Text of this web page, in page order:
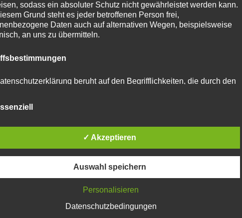
abzugeben.
reduzieren.
Grömitz 17.03.2026
sodass ein absoluter Schutz nicht gewährleistet werden kann.
Grund steht es jeder betroffenen Person frei,
Daten auch auf alternativen Wegen, beispielsweise
an uns zu übermitteln.
beruht auf den Begrifflichkeiten, die durch den
Grundverordnung (DS-GVO) verwendet wurden. Unsere
soll sowohl für die Öffentlichkeit als auch für unsere
gewährleisten, möchten wir vorab die verwendeten
in dieser Datenschutzerklärung unter anderem die
✓ Akzeptieren
Auswahl speichern
Personalisieren
Datenschutzbedingungen